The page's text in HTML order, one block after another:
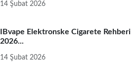
14 Şubat 2026
IBvape Elektronske Cigarete Rehberi
2026...
14 Şubat 2026